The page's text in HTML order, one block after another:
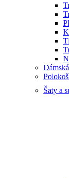
Šaty a